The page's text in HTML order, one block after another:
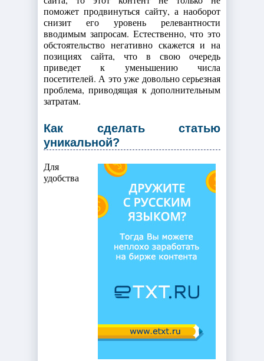
поможет продвинуться сайту, а наоборот
снизит его уровень релевантности
вводимым запросам. Естественно, что это
обстоятельство негативно скажется и на
позициях сайта, что в свою очередь
приведет к уменьшению числа
посетителей. А это уже довольно серьезная
проблема, приводящая к дополнительным
затратам.
Как сделать статью
уникальной?
Для
удобства